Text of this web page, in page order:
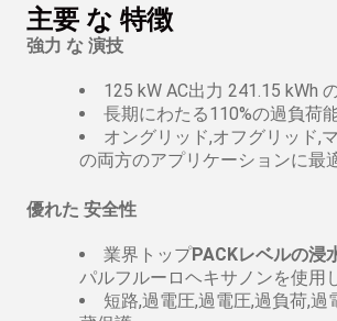
主要 な 特徴
強力 な 演技
125 kW AC出力 241.15 kWh
長期にわたる110%の過負荷
オングリッド,オフグリッド,
の両方のアプリケーションに最
優れた 安全性
業界トップPACKレベルの浸
パルフルーロヘキサノンを使用
短路,過電圧,過電圧,過負荷,過